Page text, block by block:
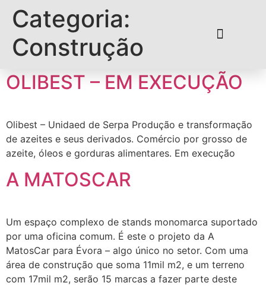
Categoria:
Construção
OLIBEST – EM EXECUÇÃO
Olibest – Unidaed de Serpa Produção e transformação
de azeites e seus derivados. Comércio por grosso de
azeite, óleos e gorduras alimentares. Em execução
A MATOSCAR
Um espaço complexo de stands monomarca suportado
por uma oficina comum. É este o projeto da A
MatosCar para Évora – algo único no setor. Com uma
área de construção que soma 11mil m2, e um terreno
com 17mil m2, serão 15 marcas a fazer parte deste